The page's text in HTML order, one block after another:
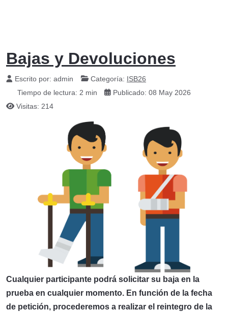
Bajas y Devoluciones
Escrito por: admin Categoría: ISB26
Tiempo de lectura: 2 min
Publicado: 08 May 2026
Visitas: 214
Cualquier participante podrá solicitar su baja en la
prueba en cualquier momento. En función de la fecha
de petición, procederemos a realizar el reintegro de la